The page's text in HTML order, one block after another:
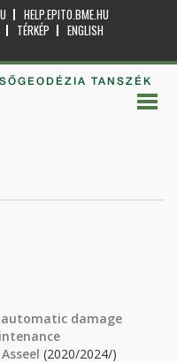
HELP.EPITO.BME.HU
TÉRKÉP
ENGLISH
TANSZÉK
damage
(2020/2024/)